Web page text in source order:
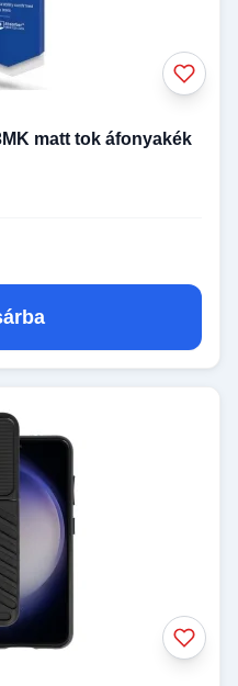
matt tok áfonyakék